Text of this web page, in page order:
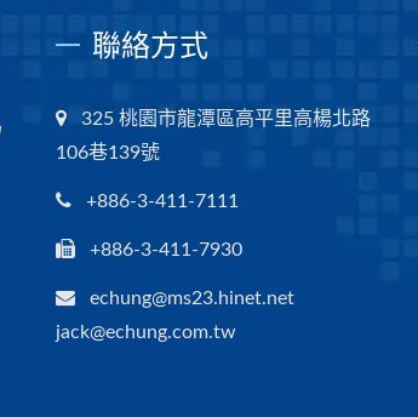
聯絡方式
325 桃園市龍潭區高平里高楊北路
106巷139號
+886-3-411-7111
+886-3-411-7930
echung@ms23.hinet.net
jack@echung.com.tw